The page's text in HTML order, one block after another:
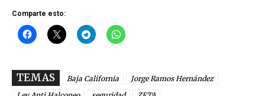
Comparte esto:
TEMAS Baja California
Jorge Ramos Hernández